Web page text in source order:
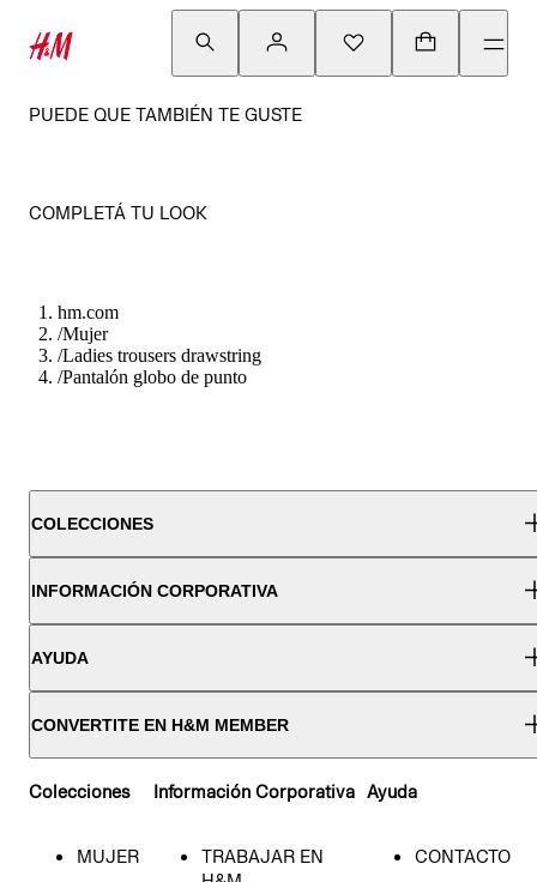
PUEDE QUE TAMBIÉN TE GUSTE
COMPLETÁ TU LOOK
hm.com
/Mujer
/Ladies trousers drawstring
/Pantalón globo de punto
COLECCIONES
INFORMACIÓN CORPORATIVA
AYUDA
CONVERTITE EN H&M MEMBER
Colecciones
MUJER
Información Corporativa
TRABAJAR EN
Ayuda
CONTACTO